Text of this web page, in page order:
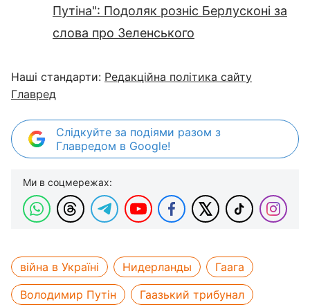
Путіна": Подоляк розніс Берлусконі за
слова про Зеленського
Наші стандарти: Редакційна політика сайту
Главред
Слідкуйте за подіями разом з
Главредом в Google!
Ми в соцмережах:
війна в Україні Нидерланды
Гаага
Володимир Путін
Гаазький трибунал